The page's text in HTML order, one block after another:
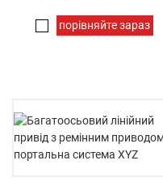
порівняйте зараз